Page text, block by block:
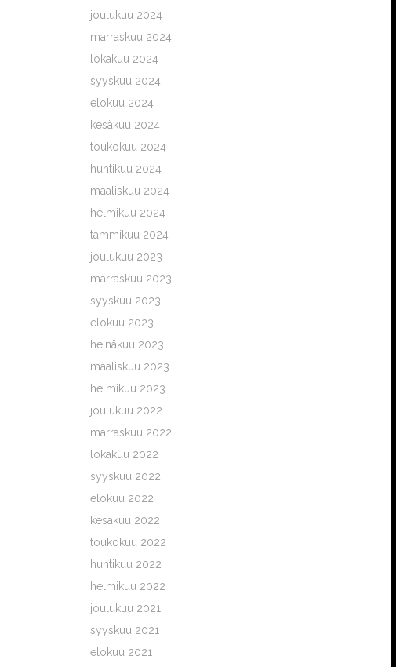
joulukuu 2024
marraskuu 2024
lokakuu 2024
syyskuu 2024
elokuu 2024
kesäkuu 2024
toukokuu 2024
huhtikuu 2024
maaliskuu 2024
helmikuu 2024
tammikuu 2024
joulukuu 2023
marraskuu 2023
syyskuu 2023
elokuu 2023
heinäkuu 2023
maaliskuu 2023
helmikuu 2023
joulukuu 2022
marraskuu 2022
lokakuu 2022
syyskuu 2022
elokuu 2022
kesäkuu 2022
toukokuu 2022
huhtikuu 2022
helmikuu 2022
joulukuu 2021
syyskuu 2021
elokuu 2021